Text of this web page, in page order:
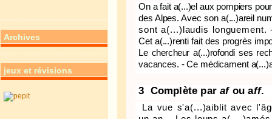
Archives
jeux et révisions
On a fait a(...)el aux pompiers
des Alpes. Avec son a(...)areil
sont a(...)laudis longuement.
Cet a(...)renti fait des progrès
Le chercheur a(...)rofondi ses
vacances. - Ce médicament
3 Complète parafou aff.
La vue s'a(...)aiblit avec